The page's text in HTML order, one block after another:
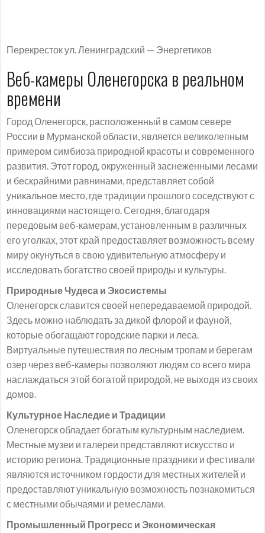
Перекресток ул. Ленинградский — Энергетиков
Веб-камеры Оленегорска в реальном
времени
Город Оленегорск, расположенный в самом севере
России в Мурманской области, является великолепным
примером симбиоза природной красоты и современного
развития. Этот город, окруженный заснеженными лесами
и бескрайними равнинами, представляет собой
уникальное место, где традиции прошлого соседствуют с
инновациями настоящего. Сегодня, благодаря
передовым веб-камерам, установленным в различных
его уголках, этот край предоставляет возможность всему
миру окунуться в свою удивительную атмосферу и
исследовать богатство своей природы и культуры.
Природные Чудеса и Экосистемы
Оленегорск славится своей непередаваемой природой.
Здесь можно наблюдать за дикой флорой и фауной,
которые обогащают городские парки и леса.
Виртуальные путешествия по лесным тропам и берегам
озер через веб-камеры позволяют людям со всего мира
наслаждаться этой богатой природой, не выходя из своих
домов.
Культурное Наследие и Традиции
Оленегорск обладает богатым культурным наследием.
Местные музеи и галереи представляют искусство и
историю региона. Традиционные праздники и фестивали
являются источником гордости для местных жителей и
предоставляют уникальную возможность познакомиться
с местными обычаями и ремеслами.
Промышленный Прогресс и Экономическая